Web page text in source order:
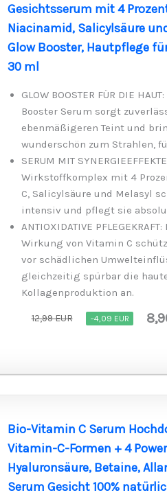
Gesichtsserum mit 4
Niacinamid, Salicylsäure
Glow Booster, Hautpflege
30 ml
GLOW BOOSTER FÜR DIE
Booster Serum sorgt
ebenmäßigeren Teint und
wunderschön zum Strahlen,
SERUM MIT
Wirkstoffkomplex mit 4
C, Salicylsäure und Melasyl
intensiv und pflegt sie
ANTIOXIDATIVE
Wirkung von Vitamin C
vor schädlichen
gleichzeitig spürbar die
Kollagenproduktion an.
12,99 EUR −4,09 EUR
Bio-Vitamin C Serum
Vitamin-C-Formen + 4
Hyaluronsäure, Betaine,
Serum Gesicht 100%